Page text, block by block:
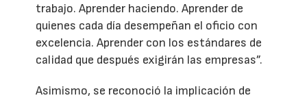
trabajo. Aprender haciendo. Aprender de
quienes cada día desempeñan el oficio con
excelencia. Aprender con los estándares de
calidad que después exigirán las empresas”.
Asimismo, se reconoció la implicación de